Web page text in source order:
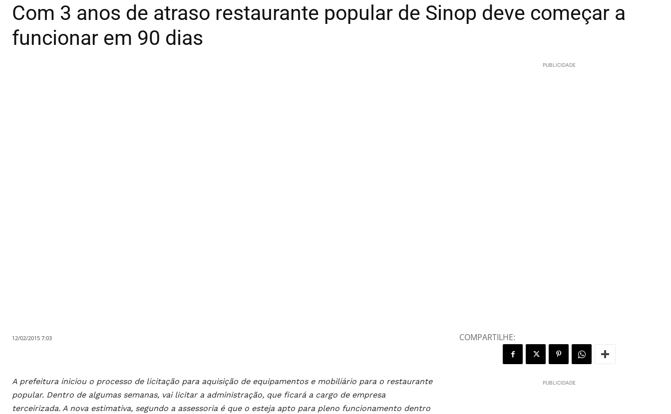
Com 3 anos de atraso restaurante popular de Sinop deve começar a
funcionar em 90 dias
PUBLICIDADE
12/02/2015 7:03
A prefeitura iniciou o processo de licitação para aquisição de equipamentos e mobiliário para o restaurante
popular. Dentro de algumas semanas, vai licitar a administração, que ficará a cargo de empresa
terceirizada. A nova estimativa, segundo a assessoria é que o esteja apto para pleno funcionamento dentro
COMPARTILHE:
PUBLICIDADE